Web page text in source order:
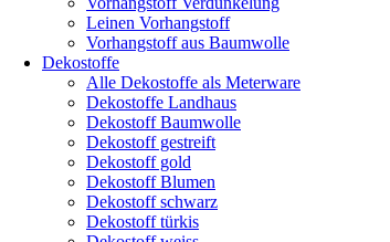
Leinen Vorhangstoff
Vorhangstoff aus Baumwolle
Dekostoffe
Alle Dekostoffe als Meterware
Dekostoffe Landhaus
Dekostoff Baumwolle
Dekostoff gestreift
Dekostoff gold
Dekostoff Blumen
Dekostoff schwarz
Dekostoff türkis